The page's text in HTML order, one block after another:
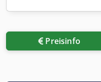
Preisinfo